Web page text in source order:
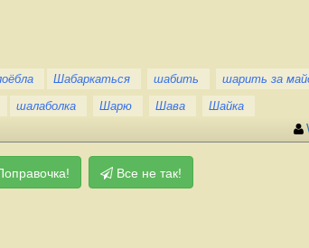
Шабаркаться шабить
шарить за
шалаболка Шарю Шава Шайка
Все не так!